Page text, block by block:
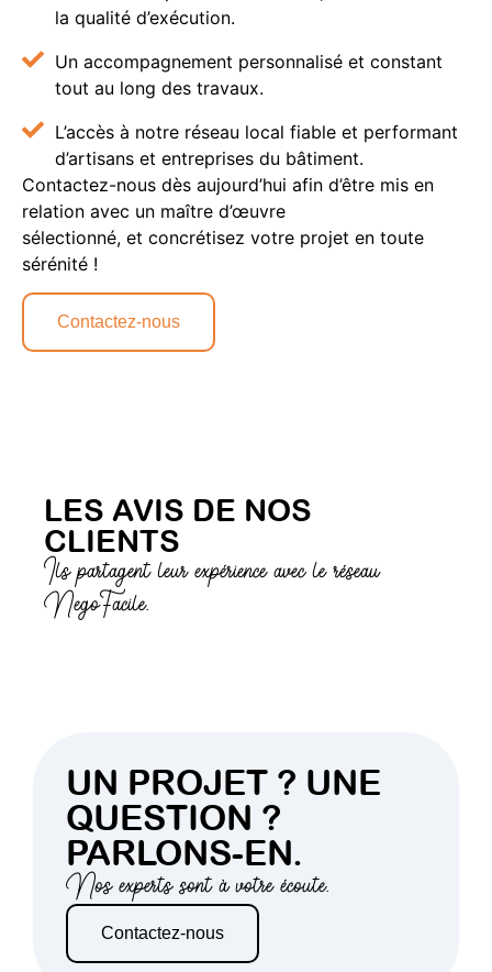
la qualité d’exécution.
Un accompagnement personnalisé et constant
tout au long des travaux.
L’accès à notre réseau local fiable et performant
d’artisans et entreprises du bâtiment.
Contactez-nous dès aujourd’hui afin d’être mis en
relation avec un maître d’œuvre
sélectionné, et concrétisez votre projet en toute
sérénité !
Contactez-nous
LES AVIS DE NOS
CLIENTS
Ils partagent leur expérience avec le réseau
NegoFacile.
UN PROJET ? UNE
QUESTION ?
PARLONS-EN.
Nos experts sont à votre écoute.
Contactez-nous